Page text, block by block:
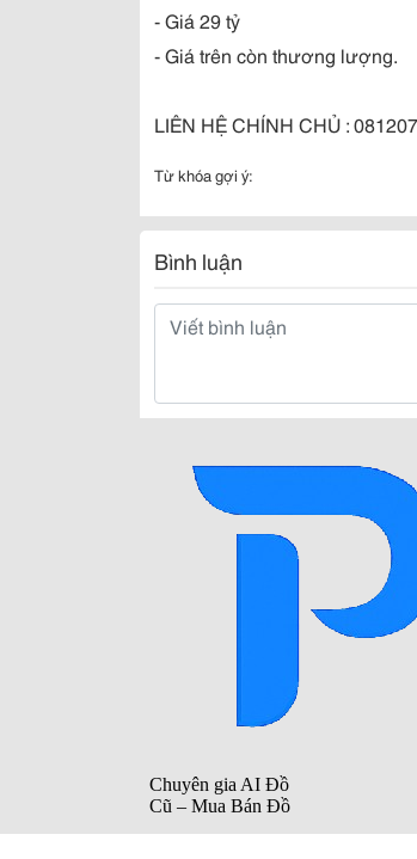
- Giá 29 tỷ
- Giá trên còn thương lượng.
LIÊN HỆ CHÍNH CHỦ :
Từ khóa gợi ý:
Bình luận